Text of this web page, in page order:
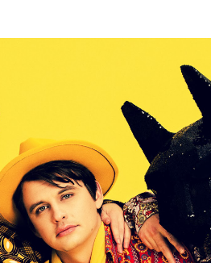
NEW NAME
СУЧАСНЕ УКРАЇНСЬКЕ КАРАОКЕ